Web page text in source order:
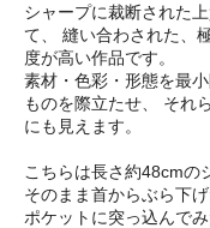
シャープに裁断された
て、 縫い合わされた、
度が高い作品です。
素材・色彩・形態を最
ものを際立たせ、 それ
にも見えます。
こちらは長さ約48cmの
そのまま首からぶら下
ポケットに突っ込んで